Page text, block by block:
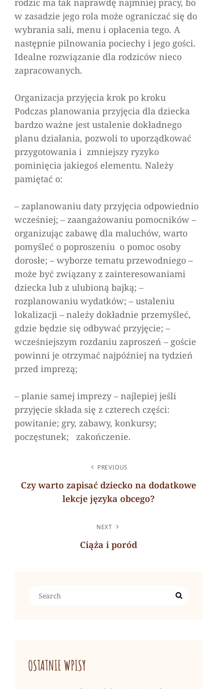
w zasadzie jego rola może ograniczać się do
wybrania sali, menu i opłacenia tego. A
następnie pilnowania pociechy i jego gości.
Idealne rozwiązanie dla rodziców nieco
zapracowanych.
Organizacja przyjęcia krok po kroku
Podczas planowania przyjęcia dla dziecka
bardzo ważne jest ustalenie dokładnego
planu działania, pozwoli to uporządkować
przygotowania i zmniejszy ryzyko
pominięcia jakiegoś elementu. Należy
pamiętać o:
– zaplanowaniu daty przyjęcia odpowiednio
wcześniej; – zaangażowaniu pomocników –
organizując zabawę dla maluchów, warto
pomyśleć o poproszeniu o pomoc osoby
dorosłe; – wyborze tematu przewodniego –
może być związany z zainteresowaniami
dziecka lub z ulubioną bajką; –
rozplanowaniu wydatków; – ustaleniu
lokalizacji – należy dokładnie przemyśleć,
gdzie będzie się odbywać przyjęcie; –
wcześniejszym rozdaniu zaproszeń – goście
powinni je otrzymać najpóźniej na tydzień
przed imprezą;
– planie samej imprezy – najlepiej jeśli
przyjęcie składa się z czterech części:
powitanie; gry, zabawy, konkursy;
poczęstunek; zakończenie.
WPISU
PREVIOUS
Czy warto zapisać dziecko na dodatkowe
lekcje języka obcego?
NEXT
Ciąża i poród
for:
OSTATNIE WPISY